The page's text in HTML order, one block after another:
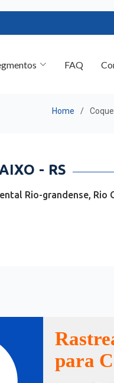
- RS
Rio-grandense, Rio
para